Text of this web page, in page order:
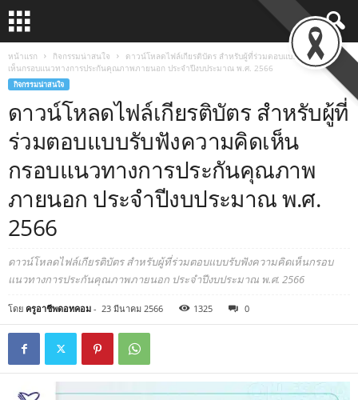
หน้าแรก กิจกรรมน่าสนใจ
ดาวน์โหลดไฟล์เกียรติบัตร สำหรับผู้ที่ร่วมตอบแบบรับฟังความคิด
เห็นกรอบแนวทางการประกันคุณภาพภายนอก ประจำปีงบประมาณ พ.ศ. 2566
กิจกรรมน่าสนใจ
ดาวน์โหลดไฟล์เกียรติบัตร สำหรับผู้ที่
ร่วมตอบแบบรับฟังความคิดเห็น
กรอบแนวทางการประกันคุณภาพ
ภายนอก ประจำปีงบประมาณ พ.ศ.
2566
ดาวน์โหลดไฟล์เกียรติบัตร สำหรับผู้ที่ร่วมตอบแบบรับฟังความคิดเห็นกรอบ
แนวทางการประกันคุณภาพภายนอก ประจำปีงบประมาณ พ.ศ. 2566
โดย ครูอาชีพดอทคอม - 23 มีนาคม 2566 1325 0